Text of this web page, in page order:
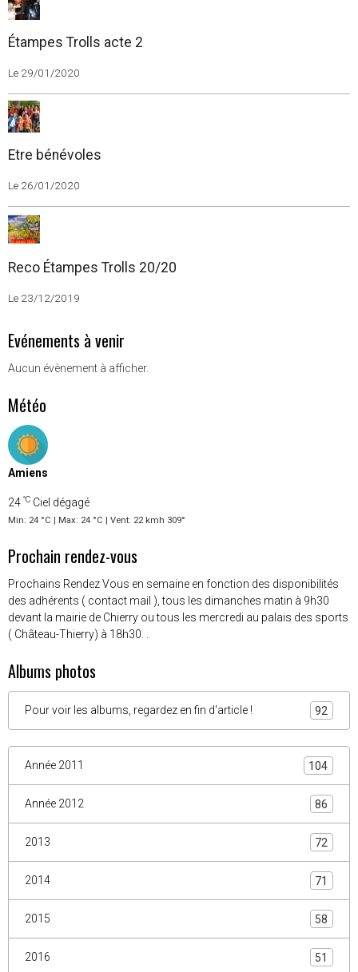
Étampes Trolls acte 2
Le 29/01/2020
Etre bénévoles
Le 26/01/2020
Reco Étampes Trolls 20/20
Le 23/12/2019
Evénements à venir
Aucun évènement à afficher.
Météo
Amiens
24 °C Ciel dégagé
Min: 24 °C | Max: 24 °C | Vent: 22 kmh 309°
Prochain rendez-vous
Prochains Rendez Vous en semaine en fonction des disponibilités
des adhérents ( contact mail ), tous les dimanches matin à 9h30
devant la mairie de Chierry ou tous les mercredi au palais des sports
( Château-Thierry) à 18h30. .
Albums photos
Pour voir les albums, regardez en fin d'article ! 92
Année 2011 104
Année 2012 86
2013 72
2014 71
2015 58
2016 51